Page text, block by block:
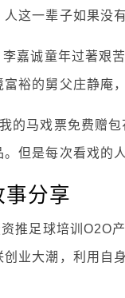
这一辈子如果没
嘉诚童年过著艰
裕的舅父庄静庵
的马戏票免费赠
但是每次看戏的
分享
推足球培训O2O
业大潮，利用自